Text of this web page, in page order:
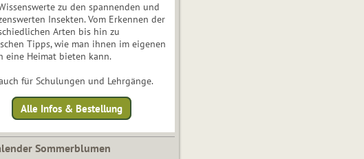
zu den spannenden und
Insekten. Vom Erkennen der
Arten bis hin zu
Tipps, wie man ihnen im eigenen
eine Heimat bieten kann.
für Schulungen und Lehrgänge.
Alle Infos & Bestellung
Sommerblumen